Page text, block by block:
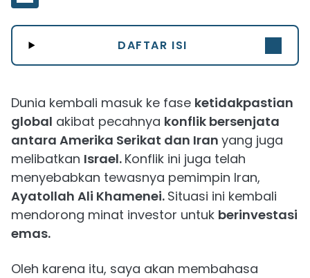
DAFTAR ISI
Dunia kembali masuk ke fase ketidakpastian
global akibat pecahnya konflik bersenjata
antara Amerika Serikat dan Iran yang juga
melibatkan Israel. Konflik ini juga telah
menyebabkan tewasnya pemimpin Iran,
Ayatollah Ali Khamenei. Situasi ini kembali
mendorong minat investor untuk berinvestasi
emas.
Oleh karena itu, saya akan membahasa